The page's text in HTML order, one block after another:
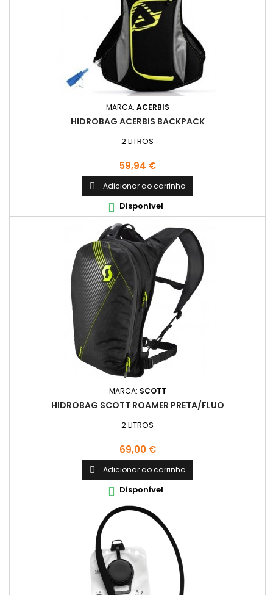
MARCA: ACERBIS
HIDROBAG ACERBIS BACKPACK
2 LITROS
Preço
59,94 €
 Adicionar ao carrinho
 Disponível
MARCA: SCOTT
HIDROBAG SCOTT ROAMER PRETA/FLUO
2 LITROS
Preço
69,00 €
 Adicionar ao carrinho
 Disponível